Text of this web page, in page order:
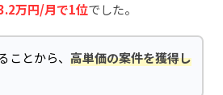
万円/月で1位でした。
とから、 高単価の案件を獲得し